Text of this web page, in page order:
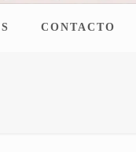
CONTACTO